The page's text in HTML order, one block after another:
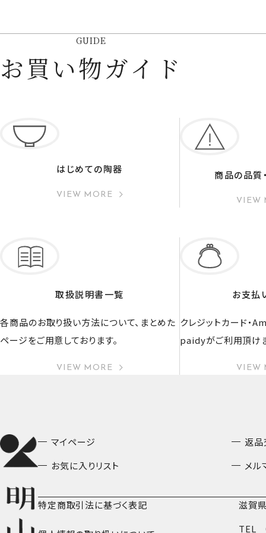
GUIDE
お買い物ガイド
はじめての陶器
VIEW MORE
商品の品質
VIEW
取扱説明書一覧
各商品のお取り扱い方法について、まとめた
ページをご用意しております。
VIEW MORE
お支払
クレジットカード・
paidyがご利用頂け
VIEW
マイページ
返
お気に入りリスト
メル
特定商取引法に基づく表記
滋賀
TEL